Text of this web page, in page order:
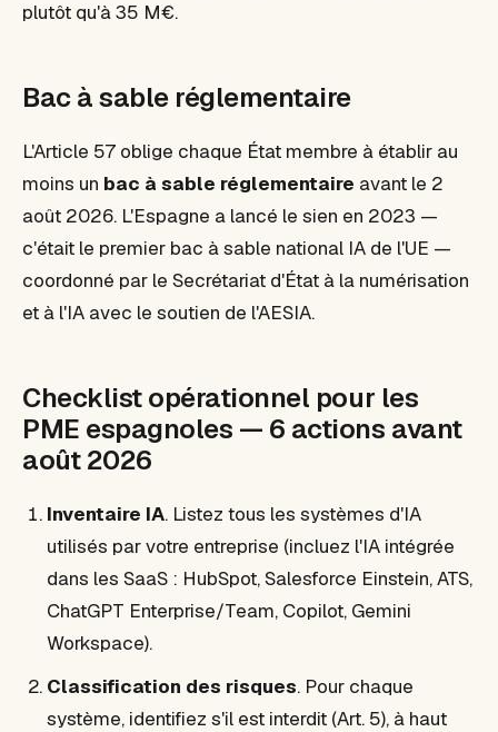
plutôt qu'à 35 M€.
Bac à sable réglementaire
L'Article 57 oblige chaque État membre à établir au
moins un bac à sable réglementaire avant le 2
août 2026. L'Espagne a lancé le sien en 2023 —
c'était le premier bac à sable national IA de l'UE —
coordonné par le Secrétariat d'État à la numérisation
et à l'IA avec le soutien de l'AESIA.
Checklist opérationnel pour les
PME espagnoles — 6 actions avant
août 2026
Inventaire IA. Listez tous les systèmes d'IA
utilisés par votre entreprise (incluez l'IA intégrée
dans les SaaS : HubSpot, Salesforce Einstein, ATS,
ChatGPT Enterprise/Team, Copilot, Gemini
Workspace).
Classification des risques. Pour chaque
système, identifiez s'il est interdit (Art. 5), à haut